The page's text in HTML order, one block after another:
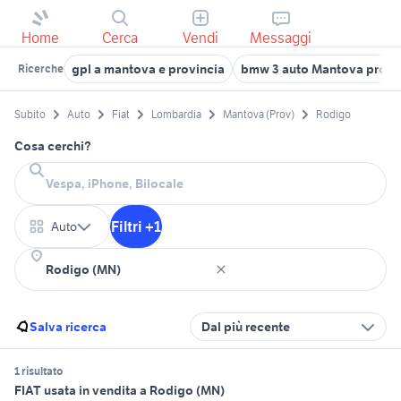
Home Cerca Vendi Messaggi
Ricerche gpl a mantova e provincia bmw 3 auto Mantova
Subito Auto Fiat Lombardia Mantova (Prov) Rodigo
Cosa cerchi?
Auto Filtri +1
Salva ricerca Dal più recente
1 risultato
FIAT usata in vendita a Rodigo (MN)